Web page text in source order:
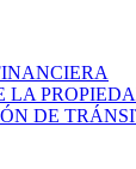
LA
DE